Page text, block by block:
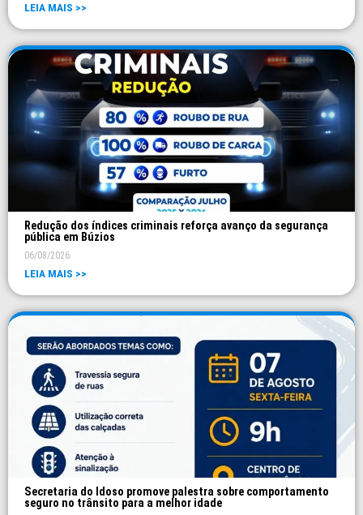
LEIA MAIS >>
Redução dos índices criminais reforça avanço da segurança
pública em Búzios
06/08/2026
LEIA MAIS >>
Secretaria do Idoso promove palestra sobre comportamento
seguro no trânsito para a melhor idade